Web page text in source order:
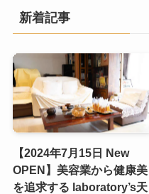
新着記事
【2024年7月15日 New
OPEN】美容業から健康美
を追求する laboratory’s天